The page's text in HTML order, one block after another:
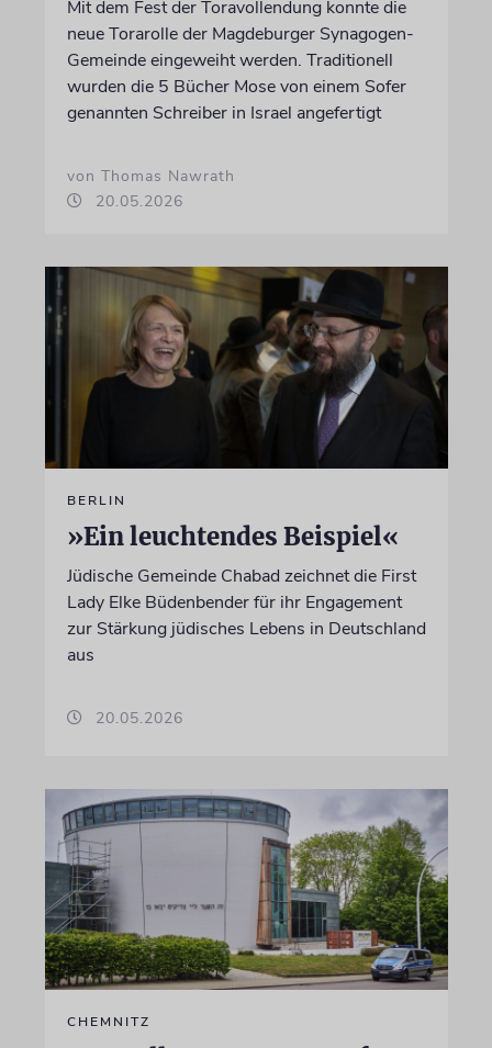
Mit dem Fest der Toravollendung konnte die
neue Torarolle der Magdeburger Synagogen-
Gemeinde eingeweiht werden. Traditionell
wurden die 5 Bücher Mose von einem Sofer
genannten Schreiber in Israel angefertigt
von Thomas Nawrath
20.05.2026
BERLIN
»Ein leuchtendes Beispiel«
Jüdische Gemeinde Chabad zeichnet die First
Lady Elke Büdenbender für ihr Engagement
zur Stärkung jüdisches Lebens in Deutschland
aus
20.05.2026
CHEMNITZ